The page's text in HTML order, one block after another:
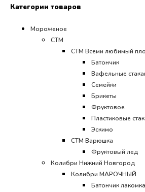
Категории товаров
Мороженое
СТМ
CТМ Всеми любимый
Батончик
Вафельные
Семейки
Брикеты
Фруктовое
Пластиковые
Эскимо
CТМ Варюшка
Фруктовый лед
Колибри Нижний Новгород
Колибри МАРОЧНЫЙ
Батончик лакомка